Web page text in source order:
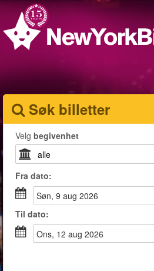
Søk billetter
Velg begivenhet
Fra dato:
søn, 9 aug 2026
Til dato:
ons, 12 aug 2026